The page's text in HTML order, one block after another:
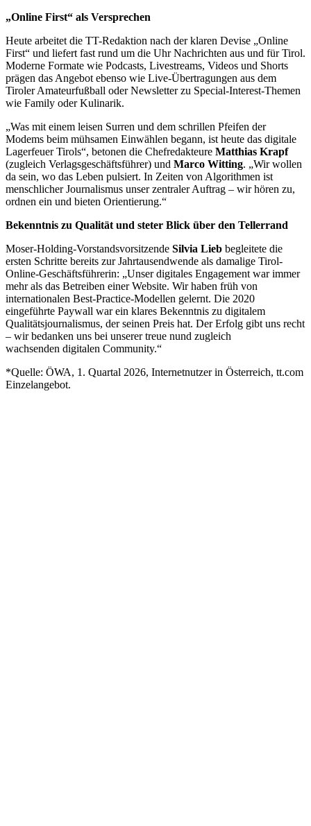
„Online First“ als Versprechen
Heute arbeitet die TT-Redaktion nach der klaren Devise „Online
First“ und liefert fast rund um die Uhr Nachrichten aus und für Tirol.
Moderne Formate wie Podcasts, Livestreams, Videos und Shorts
prägen das Angebot ebenso wie Live-Übertragungen aus dem
Tiroler Amateurfußball oderNewsletter zu Special-Interest-Themen
wie Family oder Kulinarik.
„Was mit einem leisen Surren und dem schrillen Pfeifen der
Modems beim mühsamen Einwählen begann, ist heute das digitale
Lagerfeuer Tirols“, betonen die Chefredakteure Matthias Krapf
(zugleich Verlagsgeschäftsführer) und Marco Witting. „Wir wollen
da sein, wo das Leben pulsiert. In Zeiten von Algorithmen ist
menschlicher Journalismus unser zentraler Auftrag – wir hören zu,
ordnen ein und bieten Orientierung.“
Bekenntnis zu Qualität und steter Blick über den Tellerrand
Moser-Holding-Vorstandsvorsitzende Silvia Lieb begleitete die
ersten Schritte bereits zur Jahrtausendwende als damalige Tirol-
Online-Geschäftsführerin: „Unserdigitales Engagement war immer
mehr als das Betreiben einer Website. Wir haben früh von
internationalen Best-Practice-Modellen gelernt. Die 2020
eingeführte Paywall war ein klares Bekenntnis zu digitalem
Qualitätsjournalismus, der seinen Preis hat. Der Erfolg gibt uns recht
– wir bedanken uns bei unserertreue nund zugleich
wachsenden digitalen Community.“
*Quelle: ÖWA, 1. Quartal 2026, Internetnutzer in Österreich, tt.com
Einzelangebot.